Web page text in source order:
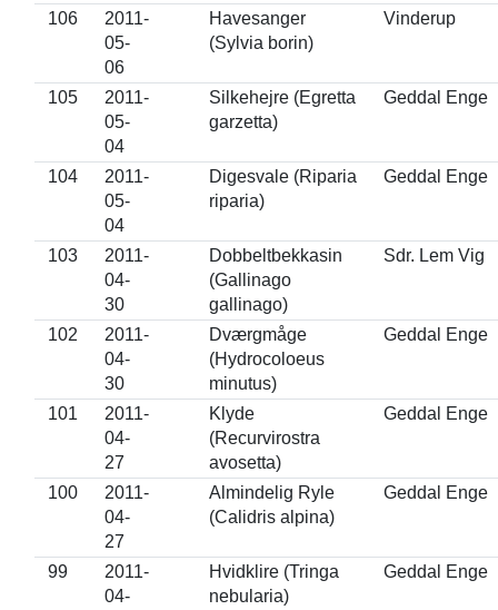
106
2011-
05-
06
Havesanger
(Sylvia borin)
Vinderup
105
2011-
05-
04
Silkehejre (Egretta
garzetta)
Geddal Enge
104
2011-
05-
04
Digesvale (Riparia
riparia)
Geddal Enge
103
2011-
04-
30
Dobbeltbekkasin
(Gallinago
gallinago)
Sdr. Lem Vig
102
2011-
04-
30
Dværgmåge
(Hydrocoloeus
minutus)
Geddal Enge
101
2011-
04-
27
Klyde
(Recurvirostra
avosetta)
Geddal Enge
100
2011-
04-
27
Almindelig Ryle
(Calidris alpina)
Geddal Enge
99
2011-
04-
Hvidklire (Tringa
nebularia)
Geddal Enge